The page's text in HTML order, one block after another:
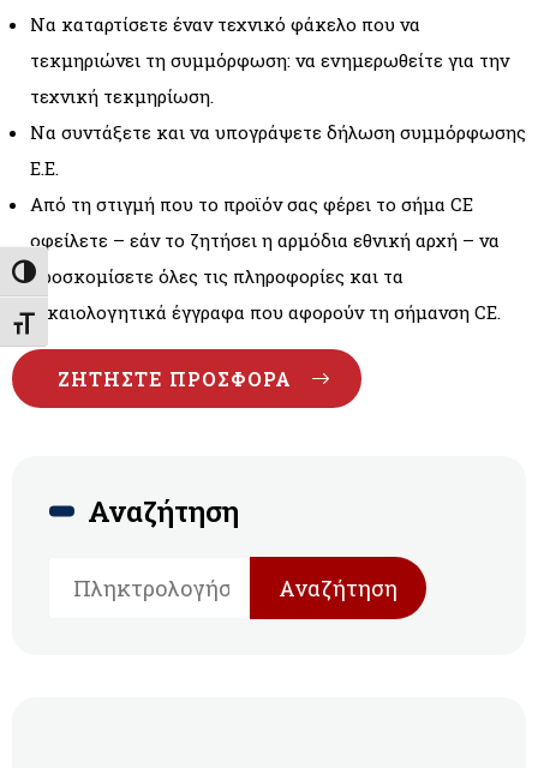
Εναλλαγή Υψηλής Αντίθεσης
Εναλλαγή Μεγέθους Γραμμάτων
Να καταρτίσετε έναν τεχνικό φάκελο που να
τεκμηριώνει τη συμμόρφωση: να ενημερωθείτε για την
τεχνική τεκμηρίωση.
Να συντάξετε και να υπογράψετε δήλωση συμμόρφωσης
Ε.Ε.
Από τη στιγμή που το προϊόν σας φέρει το σήμα CE
οφείλετε – εάν το ζητήσει η αρμόδια εθνική αρχή – να
προσκομίσετε όλες τις πληροφορίες και τα
δικαιολογητικά έγγραφα που αφορούν τη σήμανση CE.
ΖΗΤΉΣΤΕ ΠΡΟΣΦΟΡΆ
Αναζήτηση
Αναζήτηση